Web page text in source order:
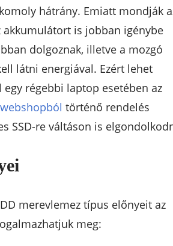
hátrány. Emiatt mondják
akkumulátort is jobban igénybe
dolgoznak, illetve a mozgó
látni energiával. Ezért lehet
egy régebbi laptop esetében az
történő rendelés
SSD-re váltáson is
merevlemez típus előnyeit az
meg: